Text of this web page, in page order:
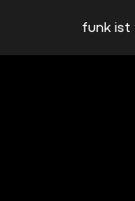
funk ist